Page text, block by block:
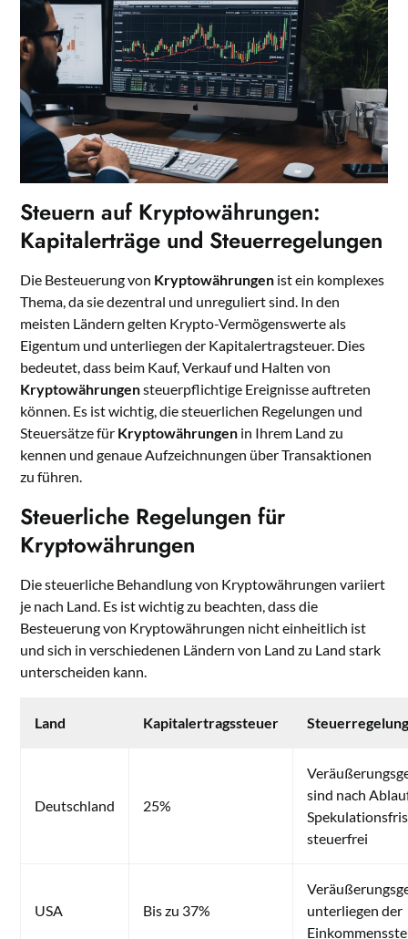
Steuern auf Kryptowährungen:
Kapitalerträge und Steuerregelungen
Die Besteuerung von Kryptowährungen ist ein komplexes
Thema, da sie dezentral und unreguliert sind. In den
meisten Ländern gelten Krypto-Vermögenswerte als
Eigentum und unterliegen der Kapitalertragsteuer. Dies
bedeutet, dass beim Kauf, Verkauf und Halten von
Kryptowährungensteuerpflichtige Ereignisse auftreten
können. Es ist wichtig, die steuerlichen Regelungen und
Steuersätze für Kryptowährungen in Ihrem Land zu
kennen und genaue Aufzeichnungen über Transaktionen
zu führen.
Steuerliche Regelungen für
Kryptowährungen
Die steuerliche Behandlung von Kryptowährungen variiert
je nach Land. Es ist wichtig zu beachten, dass die
Besteuerung von Kryptowährungen nicht einheitlich ist
und sich in verschiedenen Ländern von Land zu Land stark
unterscheiden kann.
Land Kapitalertragssteuer
Deutschland 25%
sind nach
steuerfrei
USA Bis zu 37%
unterliegen der